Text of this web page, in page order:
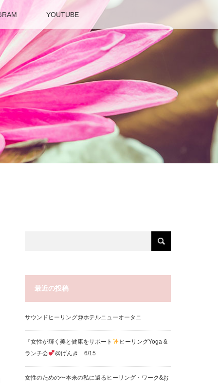
YOUTUBE
最近の投稿
サウンドヒーリング@ホテルニューオータニ
『女性が輝く美と健康をサポート
ヒーリングYoga &
ランチ会
@げんき 6/15
女性のための〜本来の私に還るヒーリング・ワーク&お